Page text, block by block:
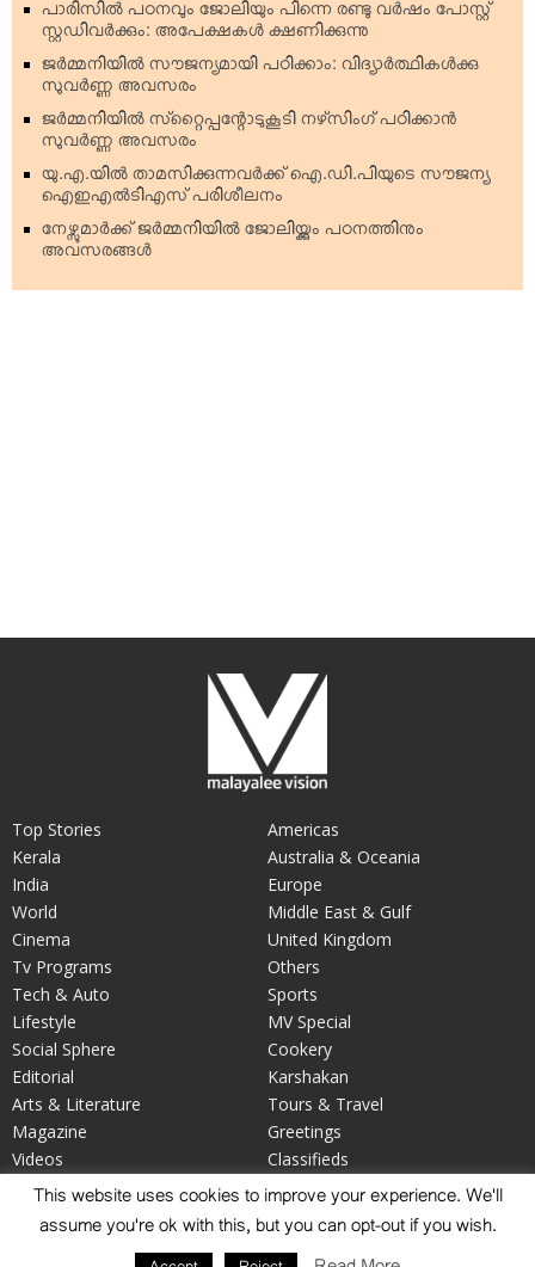
പാരിസില്‍ പഠനവും ജോലിയും പിന്നെ രണ്ടു വര്‍ഷം പോസ്റ്റ്
സ്റ്റഡിവര്‍ക്കും: അപേക്ഷകള്‍ ക്ഷണിക്കുന്നു
ജര്‍മ്മനിയില്‍ സൗജന്യമായി പഠിക്കാം: വിദ്യാര്‍ത്ഥികള്‍ക്കു
സുവര്‍ണ്ണ അവസരം
ജര്‍മ്മനിയില്‍ സ്‌റ്റൈപ്പന്റോടുകൂടി നഴ്‌സിംഗ് പഠിക്കാന്‍
സുവര്‍ണ്ണ അവസരം
യു.എ.യില്‍ താമസിക്കുന്നവര്‍ക്ക് ഐ.ഡി.പിയുടെ സൗജന്യ
ഐഇഎല്‍ടിഎസ് പരിശീലനം
നേഴ്സുമാര്‍ക്ക് ജര്‍മ്മനിയില്‍ ജോലിയ്ക്കും പഠനത്തിനും
അവസരങ്ങള്‍
Top Stories
Kerala
India
World
Cinema
Tv Programs
Tech & Auto
Americas
Australia & Oceania
Europe
Middle East & Gulf
United Kingdom
Others
Sports
Lifestyle
Social Sphere
Editorial
Arts & Literature
Magazine
Videos
Your Say
MV Special
Cookery
Karshakan
Tours & Travel
Greetings
Classifieds
Obituary
This website uses cookies to improve your experience. We'll
assume you're ok with this, but you can opt-out if you wish.